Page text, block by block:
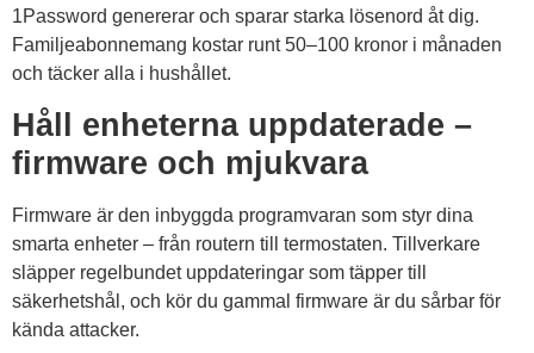
1Password genererar och sparar starka lösenord åt dig.
Familjeabonnemang kostar runt 50–100 kronor i månaden
och täcker alla i hushållet.
Håll enheterna uppdaterade –
firmware och mjukvara
Firmware är den inbyggda programvaran som styr dina
smarta enheter – från routern till termostaten. Tillverkare
släpper regelbundet uppdateringar som täpper till
säkerhetshål, och kör du gammal firmware är du sårbar för
kända attacker.